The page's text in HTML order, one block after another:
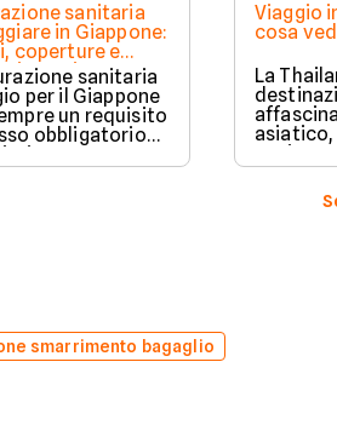
sanitaria
in Giappone:
coperture e
sanitaria
per il Giappone
un requisito
obbligatorio
ma
una tutela
Viaggio
cosa
La
asiatico,
suoi
sogno,
cultura
smarrimento bagaglio